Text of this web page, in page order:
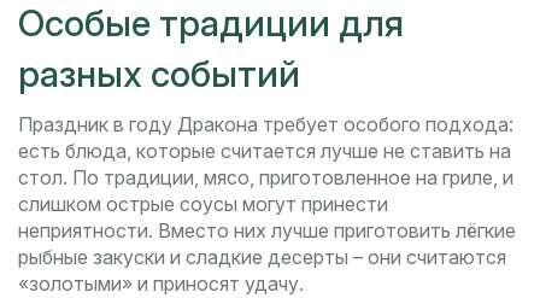
Особые традиции для
разных событий
Праздник в году Дракона требует особого подхода:
есть блюда, которые считается лучше не ставить на
стол. По традиции, мясо, приготовленное на гриле, и
слишком острые соусы могут принести
неприятности. Вместо них лучше приготовить лёгкие
рыбные закуски и сладкие десерты – они считаются
«золотыми» и приносят удачу.